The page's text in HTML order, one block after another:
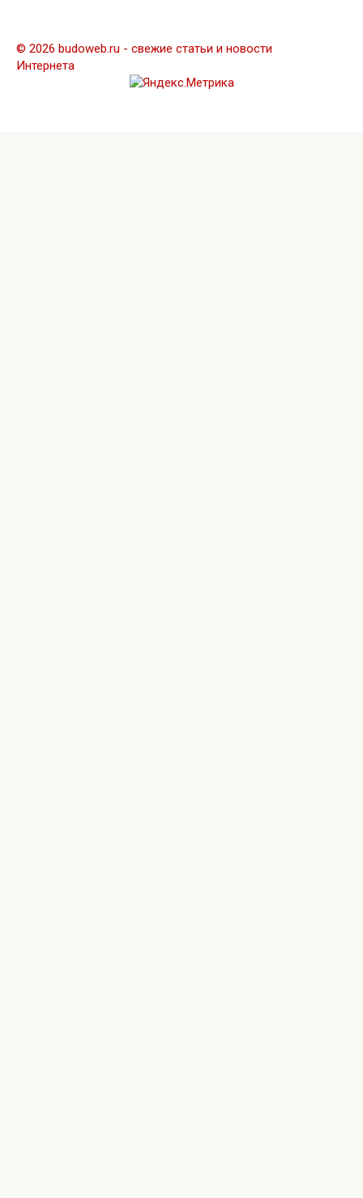
© 2026 budoweb.ru - свежие статьи и новости
Интернета